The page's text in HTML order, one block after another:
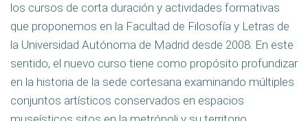
los cursos de corta duración y actividades formativas
que proponemos en la Facultad de Filosofía y Letras de
la Universidad Autónoma de Madrid desde 2008. En este
sentido, el nuevo curso tiene como propósito profundizar
en la historia de la sede cortesana examinando múltiples
conjuntos artísticos conservados en espacios